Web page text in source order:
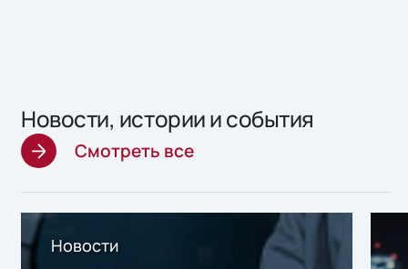
Новости, истории и события
Смотреть все
Новости